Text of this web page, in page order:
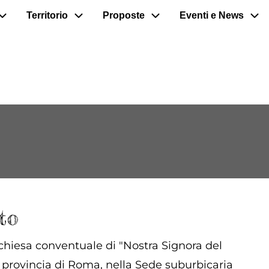
Territorio Proposte Eventi e News
conventuale di "Nostra Signora del
di Roma, nella Sede suburbicaria